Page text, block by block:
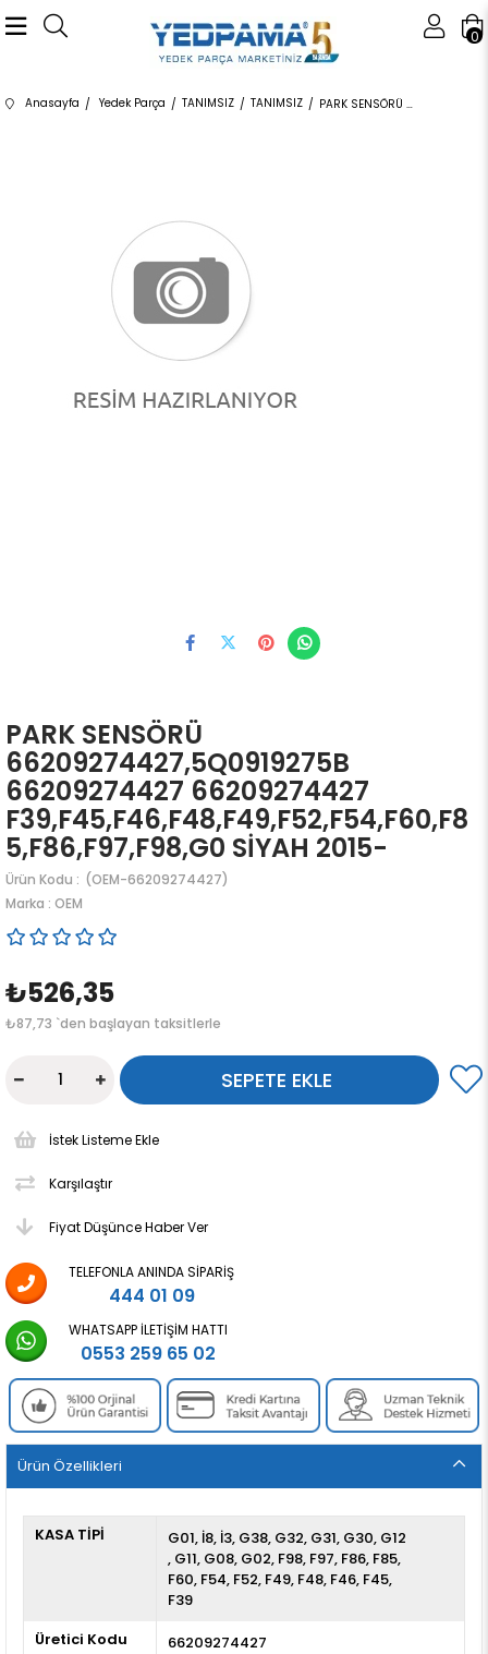
0
Anasayfa Yedek Parça TANIMSIZ TANIMSIZ PARK SENSÖRÜ 66209274427,5Q0919275B 66209274427 66209274427 F39,F45,F46,F48,F49,F52,F54,F60,F85,F86,F97,F98,G0 SİYAH 2015-
PARK SENSÖRÜ
66209274427,5Q0919275B
66209274427 66209274427
F39,F45,F46,F48,F49,F52,F54,F60,F8
5,F86,F97,F98,G0 SİYAH 2015-
(OEM-66209274427)
Marka : OEM
₺526,35
₺87,73 `den başlayan taksitlerle
İstek Listeme Ekle
Karşılaştır
Fiyat Düşünce Haber Ver
TELEFONLA ANINDA SIPARIŞ
444 01 09
WHATSAPP İLETIŞIM HATTI
0553 259 65 02
Ürün Özellikleri
KASA TİPİ G01 İ8 İ3 G38 G32 G31 G30 G12
G11 G08 G02 F98 F97 F86 F85
F60 F54 F52 F49 F48 F46 F45
F39
Üretici Kodu
66209274427